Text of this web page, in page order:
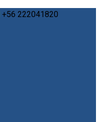
+56 222041820